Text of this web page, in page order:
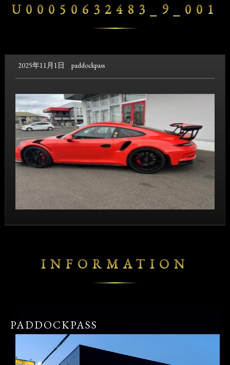
U00050632483_9_001
2025年11月1日 paddockpass
INFORMATION
PADDOCKPASS